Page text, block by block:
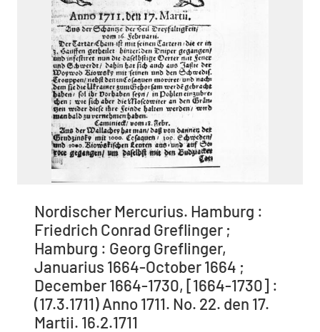
Nordischer Mercurius. Hamburg :
Friedrich Conrad Greflinger ;
Hamburg : Georg Greflinger,
Januarius 1664-October 1664 ;
December 1664-1730, [1664-1730] :
(17.3.1711) Anno 1711. No. 22. den 17.
Martii. 16.2.1711